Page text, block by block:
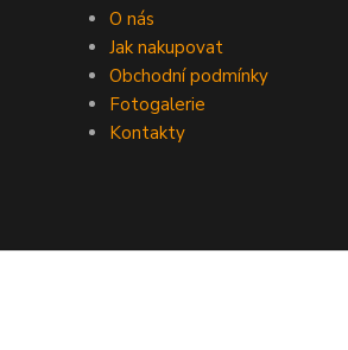
O nás
Jak nakupovat
Obchodní podmínky
Fotogalerie
Kontakty